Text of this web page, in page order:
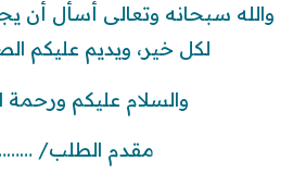
والله سبحانه وتعالى أسأل أن
لكل خير، ويديم عليكم
والسلام عليكم ورحمة
مقدم الطلب/